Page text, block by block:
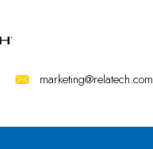
marketing@relatech.com